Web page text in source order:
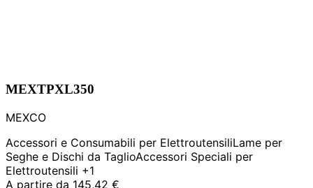
MEXTPXL350
MEXCO
Accessori e Consumabili per ElettroutensiliLame per
Seghe e Dischi da TaglioAccessori Speciali per
Elettroutensili +1
A partire da 145,42 €